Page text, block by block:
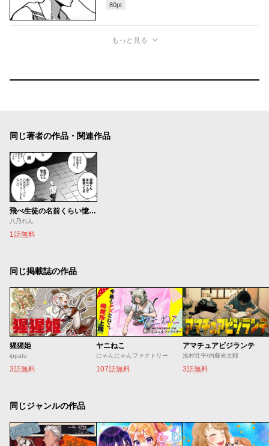
80pt
もっと見る
同じ著者の作品・関連作品
飛べ生徒の名前くらい憶えろ号
八乃れん
1話無料
同じ掲載誌の作品
猩猩姫
ippatu
3話無料
ヤニねこ
にゃんにゃんファクトリー
107話無料
アマチュアビジランテ
浅村壮平/内藤光太郎
3話無料
同じジャンルの作品